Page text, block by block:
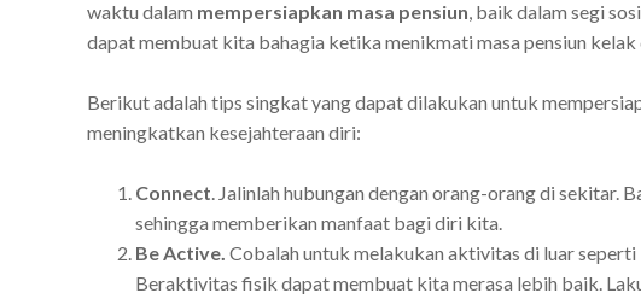
waktu dalam mempersiapkan masa pensiun , baik dalam segi
dapat membuat kita bahagia ketika menikmati masa pensiun kelak
Berikut adalah tips singkat yang dapat dilakukan untuk
meningkatkan kesejahteraan diri:
Connect . Jalinlah hubungan dengan orang-orang di sekitar.
sehingga memberikan manfaat bagi diri kita.
Be Active. Cobalah untuk melakukan aktivitas di luar
Beraktivitas fisik dapat membuat kita merasa lebih baik.